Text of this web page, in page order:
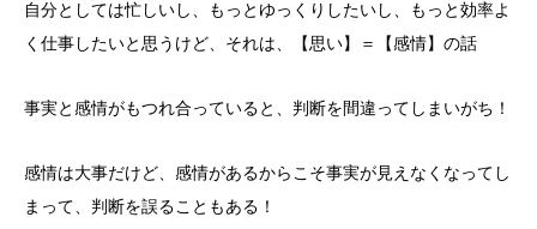
自分としては忙しいし、もっとゆっくりしたいし、もっと効率よ
く仕事したいと思うけど、それは、【思い】＝【感情】の話
事実と感情がもつれ合っていると、判断を間違ってしまいがち！
感情は大事だけど、感情があるからこそ事実が見えなくなってし
まって、判断を誤ることもある！